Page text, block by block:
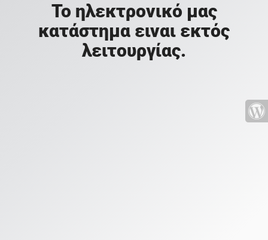
Το ηλεκτρονικό μας
κατάστημα ειναι εκτός
λειτουργίας.